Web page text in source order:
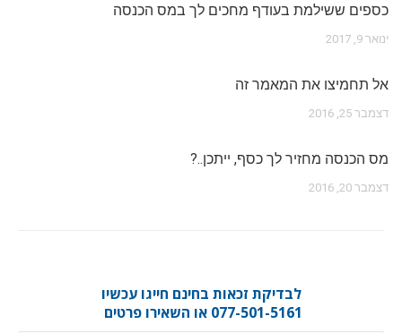
כספים ששילמת בעודף מחכים לך במס הכנסה
ינואר 9, 2017
אל תחמיצו את המאמר זה
דצמבר 25, 2016
מס הכנסה מחזיר לך כסף, ייתכן..?
דצמבר 20, 2016
לבדיקת זכאות בחינם חייגו עכשיו
077-501-5161 או השאירו פרטים